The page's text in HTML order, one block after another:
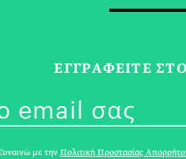
ΕΓΓPΑΦΕΙΤΕ
με την Πολιτική Προστασίας